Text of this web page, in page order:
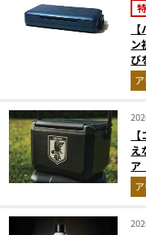
ン
び
え
ア
応